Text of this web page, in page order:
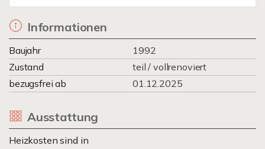
Informationen
Baujahr
1992
Zustand
teil / vollrenoviert
bezugsfrei ab
01.12.2025
Ausstattung
Heizkosten sind in